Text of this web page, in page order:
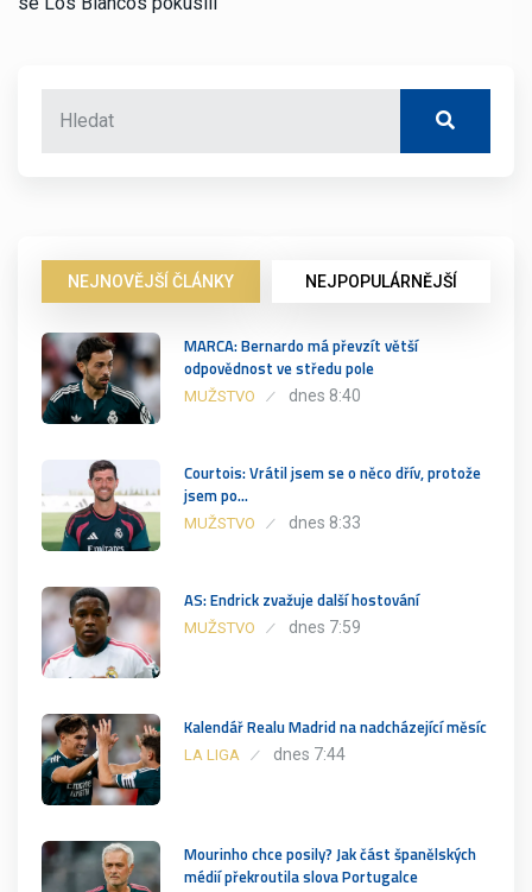
NEJNOVĚJŠÍ ČLÁNKY NEJPOPULÁRNĚJŠÍ
MARCA: Bernardo má převzít větší
odpovědnost ve středu pole
MUŽSTVO dnes 8:40
Courtois: Vrátil jsem se o něco dřív, protože
jsem po…
MUŽSTVO dnes 8:33
AS: Endrick zvažuje další hostování
MUŽSTVO dnes 7:59
Kalendář Realu Madrid na nadcházející měsíc
LA LIGA dnes 7:44
Mourinho chce posily? Jak část španělských
médií překroutila slova Portugalce